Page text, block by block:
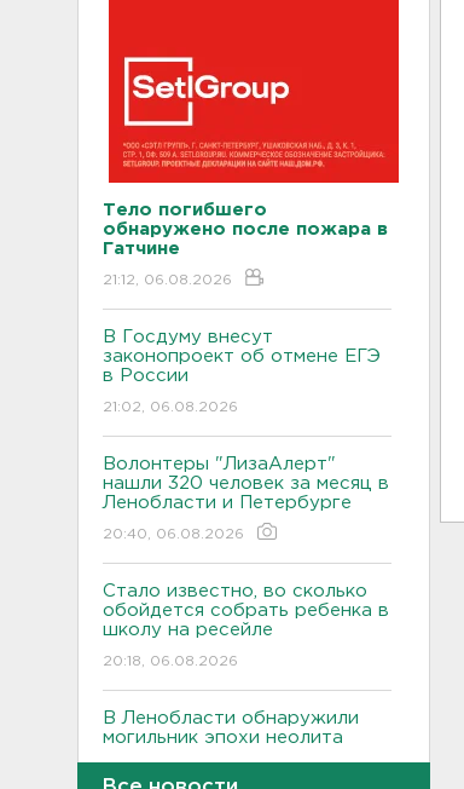
Тело погибшего
обнаружено после пожара в
Гатчине
21:12, 06.08.2026
В Госдуму внесут
законопроект об отмене ЕГЭ
в России
21:02, 06.08.2026
Волонтеры "ЛизаАлерт"
нашли 320 человек за месяц в
Ленобласти и Петербурге
20:40, 06.08.2026
Стало известно, во сколько
обойдется собрать ребенка в
школу на ресейле
20:18, 06.08.2026
В Ленобласти обнаружили
могильник эпохи неолита